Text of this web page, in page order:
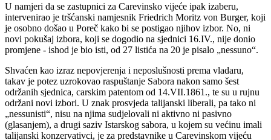
U namjeri da se zastupnici za Carevinsko vijeće ipak izaberu,
intervenirao je tršćanski namjesnik Friedrich Moritz von Burger, koji
je osobno došao u Poreč kako bi se postigao njihov izbor. No, ni
novi pokušaj izbora, koji se dogodio na sjednici 16.IV., nije donio
promjene - ishod je bio isti, od 27 listića na 20 je pisalo „nessuno“.
Shvaćen kao izraz nepovjerenja i neposlušnosti prema vladaru,
takav je potez uzrokovao raspuštanje Sabora nakon samo šest
održanih sjednica, carskim patentom od 14.VII.1861., te su u rujnu
održani novi izbori. U znak prosvjeda talijanski liberali, pa tako ni
„nessunisti“, nisu na njima sudjelovali ni aktivno ni pasivno
(glasanjem), a drugi saziv Istarskog sabora, u kojem su većinu imali
talijanski konzervativci, je za predstavnike u Carevinskom vijeću